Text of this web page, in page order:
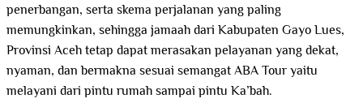
penerbangan, serta skema perjalanan yang paling
memungkinkan, sehingga jamaah dari Kabupaten Gayo Lues,
Provinsi Aceh tetap dapat merasakan pelayanan yang dekat,
nyaman, dan bermakna sesuai semangat ABA Tour yaitu
melayani dari pintu rumah sampai pintu Ka’bah.